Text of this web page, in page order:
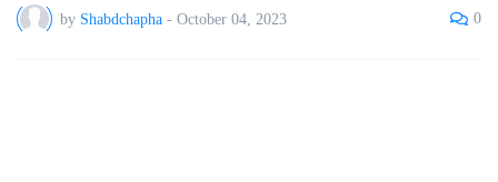
by Shabdchapha - October 04, 2023 0